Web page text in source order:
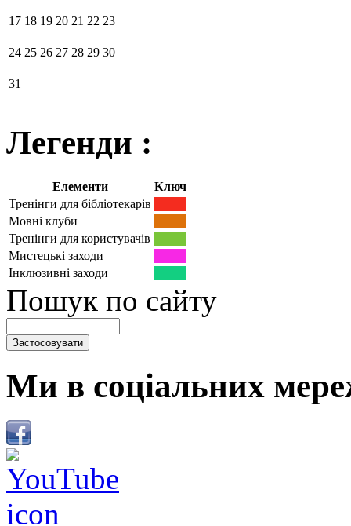
17 18 19 20 21 22 23
24 25 26 27 28 29 30
31
Легенди :
Елементи
Ключ
Тренінги для бібліотекарів
Мовні клуби
Тренінги для користувачів
Мистецькі заходи
Інклюзивні заходи
Пошук по сайту
Ми в соціальних